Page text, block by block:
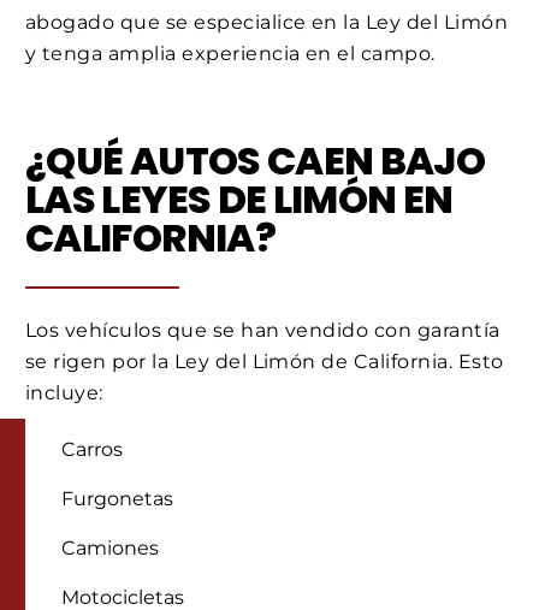
abogado que se especialice en la Ley del Limón
y tenga amplia experiencia en el campo.
¿QUÉ AUTOS CAEN BAJO
LAS LEYES DE LIMÓN EN
CALIFORNIA?
Los vehículos que se han vendido con garantía
se rigen por la Ley del Limón de California. Esto
incluye:
Carros
Furgonetas
Camiones
Motocicletas